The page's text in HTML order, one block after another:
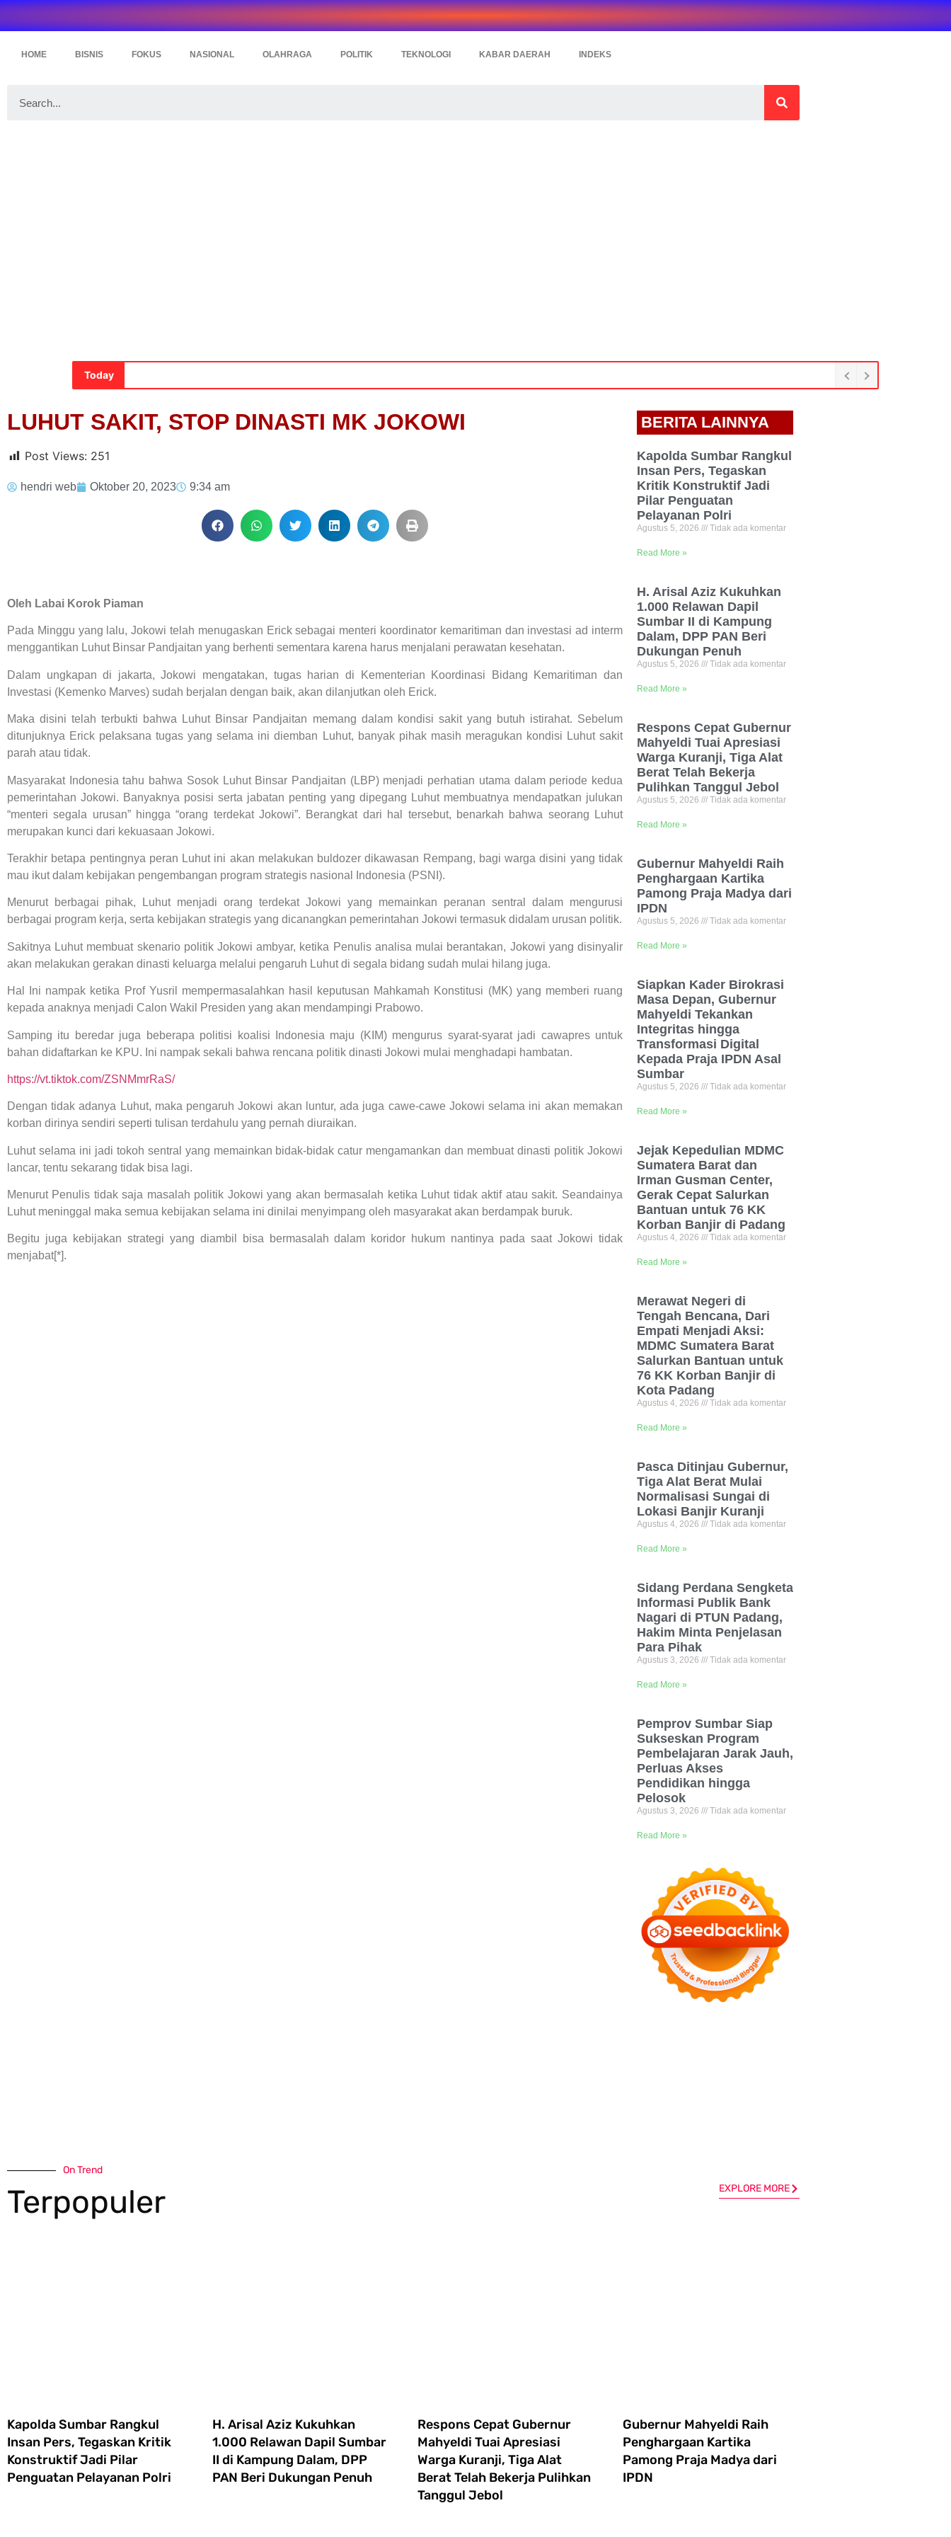
HOME BISNIS FOKUS NASIONAL OLAHRAGA POLITIK TEKNOLOGI KABAR DAERAH INDEKS
Today
LUHUT SAKIT, STOP DINASTI MK JOKOWI
Post Views: 251
hendri web Oktober 20, 2023 9:34 am
Oleh Labai Korok Piaman
Pada Minggu yang lalu, Jokowi telah menugaskan Erick sebagai menteri koordinator kemaritiman dan investasi ad interm
menggantikan Luhut Binsar Pandjaitan yang berhenti sementara karena harus menjalani perawatan kesehatan.
Dalam ungkapan di jakarta, Jokowi mengatakan, tugas harian di Kementerian Koordinasi Bidang Kemaritiman dan
Investasi (Kemenko Marves) sudah berjalan dengan baik, akan dilanjutkan oleh Erick.
Maka disini telah terbukti bahwa Luhut Binsar Pandjaitan memang dalam kondisi sakit yang butuh istirahat. Sebelum
ditunjuknya Erick pelaksana tugas yang selama ini diemban Luhut, banyak pihak masih meragukan kondisi Luhut sakit
parah atau tidak.
Masyarakat Indonesia tahu bahwa Sosok Luhut Binsar Pandjaitan (LBP) menjadi perhatian utama dalam periode kedua
pemerintahan Jokowi. Banyaknya posisi serta jabatan penting yang dipegang Luhut membuatnya mendapatkan julukan
“menteri segala urusan” hingga “orang terdekat Jokowi”. Berangkat dari hal tersebut, benarkah bahwa seorang Luhut
merupakan kunci dari kekuasaan Jokowi.
Terakhir betapa pentingnya peran Luhut ini akan melakukan buldozer dikawasan Rempang, bagi warga disini yang tidak
mau ikut dalam kebijakan pengembangan program strategis nasional Indonesia (PSNI).
Menurut berbagai pihak, Luhut menjadi orang terdekat Jokowi yang memainkan peranan sentral dalam mengurusi
berbagai program kerja, serta kebijakan strategis yang dicanangkan pemerintahan Jokowi termasuk didalam urusan politik.
Sakitnya Luhut membuat skenario politik Jokowi ambyar, ketika Penulis analisa mulai berantakan, Jokowi yang disinyalir
akan melakukan gerakan dinasti keluarga melalui pengaruh Luhut di segala bidang sudah mulai hilang juga.
Hal Ini nampak ketika Prof Yusril mempermasalahkan hasil keputusan Mahkamah Konstitusi (MK) yang memberi ruang
kepada anaknya menjadi Calon Wakil Presiden yang akan mendampingi Prabowo.
Samping itu beredar juga beberapa politisi koalisi Indonesia maju (KIM) mengurus syarat-syarat jadi cawapres untuk
bahan didaftarkan ke KPU. Ini nampak sekali bahwa rencana politik dinasti Jokowi mulai menghadapi hambatan.
https://vt.tiktok.com/ZSNMmrRaS/
Dengan tidak adanya Luhut, maka pengaruh Jokowi akan luntur, ada juga cawe-cawe Jokowi selama ini akan memakan
korban dirinya sendiri seperti tulisan terdahulu yang pernah diuraikan.
Luhut selama ini jadi tokoh sentral yang memainkan bidak-bidak catur mengamankan dan membuat dinasti politik Jokowi
lancar, tentu sekarang tidak bisa lagi.
Menurut Penulis tidak saja masalah politik Jokowi yang akan bermasalah ketika Luhut tidak aktif atau sakit. Seandainya
Luhut meninggal maka semua kebijakan selama ini dinilai menyimpang oleh masyarakat akan berdampak buruk.
Begitu juga kebijakan strategi yang diambil bisa bermasalah dalam koridor hukum nantinya pada saat Jokowi tidak
menjabat[*].
BERITA LAINNYA
Kapolda Sumbar Rangkul
Insan Pers, Tegaskan
Kritik Konstruktif Jadi
Pilar Penguatan
Pelayanan Polri
Agustus 5, 2026 Tidak ada komentar
Read More »
H. Arisal Aziz Kukuhkan
1.000 Relawan Dapil
Sumbar II di Kampung
Dalam, DPP PAN Beri
Dukungan Penuh
Agustus 5, 2026 Tidak ada komentar
Read More »
Respons Cepat Gubernur
Mahyeldi Tuai Apresiasi
Warga Kuranji, Tiga Alat
Berat Telah Bekerja
Pulihkan Tanggul Jebol
Agustus 5, 2026 Tidak ada komentar
Read More »
Gubernur Mahyeldi Raih
Penghargaan Kartika
Pamong Praja Madya dari
IPDN
Agustus 5, 2026 Tidak ada komentar
Read More »
Siapkan Kader Birokrasi
Masa Depan, Gubernur
Mahyeldi Tekankan
Integritas hingga
Transformasi Digital
Kepada Praja IPDN Asal
Sumbar
Agustus 5, 2026 Tidak ada komentar
Read More »
Jejak Kepedulian MDMC
Sumatera Barat dan
Irman Gusman Center,
Gerak Cepat Salurkan
Bantuan untuk 76 KK
Korban Banjir di Padang
Agustus 4, 2026 Tidak ada komentar
Read More »
Merawat Negeri di
Tengah Bencana, Dari
Empati Menjadi Aksi:
MDMC Sumatera Barat
Salurkan Bantuan untuk
76 KK Korban Banjir di
Kota Padang
Agustus 4, 2026 Tidak ada komentar
Read More »
Pasca Ditinjau Gubernur,
Tiga Alat Berat Mulai
Normalisasi Sungai di
Lokasi Banjir Kuranji
Agustus 4, 2026 Tidak ada komentar
Read More »
Sidang Perdana Sengketa
Informasi Publik Bank
Nagari di PTUN Padang,
Hakim Minta Penjelasan
Para Pihak
Agustus 3, 2026 Tidak ada komentar
Read More »
Pemprov Sumbar Siap
Sukseskan Program
Pembelajaran Jarak Jauh,
Perluas Akses
Pendidikan hingga
Pelosok
Agustus 3, 2026 Tidak ada komentar
Read More »
On Trend
Terpopuler EXPLORE MORE
Kapolda Sumbar Rangkul
Insan Pers, Tegaskan Kritik
Konstruktif Jadi Pilar
Penguatan Pelayanan Polri
H. Arisal Aziz Kukuhkan
1.000 Relawan Dapil Sumbar
II di Kampung Dalam, DPP
PAN Beri Dukungan Penuh
Respons Cepat Gubernur
Mahyeldi Tuai Apresiasi
Warga Kuranji, Tiga Alat
Berat Telah Bekerja Pulihkan
Tanggul Jebol
Gubernur Mahyeldi Raih
Penghargaan Kartika
Pamong Praja Madya dari
IPDN